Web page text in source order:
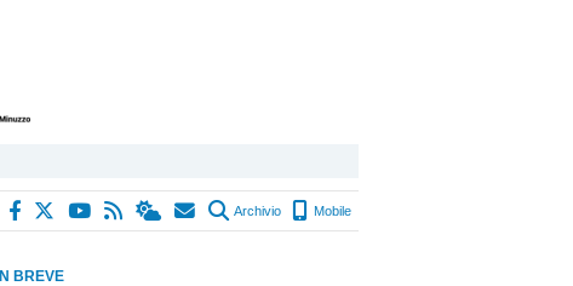
Archivio Mobile
IN BREVE